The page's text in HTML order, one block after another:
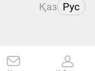
Қаз Рус